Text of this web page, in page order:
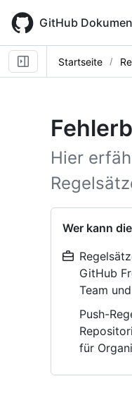
main
content
GitHub
Startseite
Hier
Wer kann
GitHub
Team
Push-
für